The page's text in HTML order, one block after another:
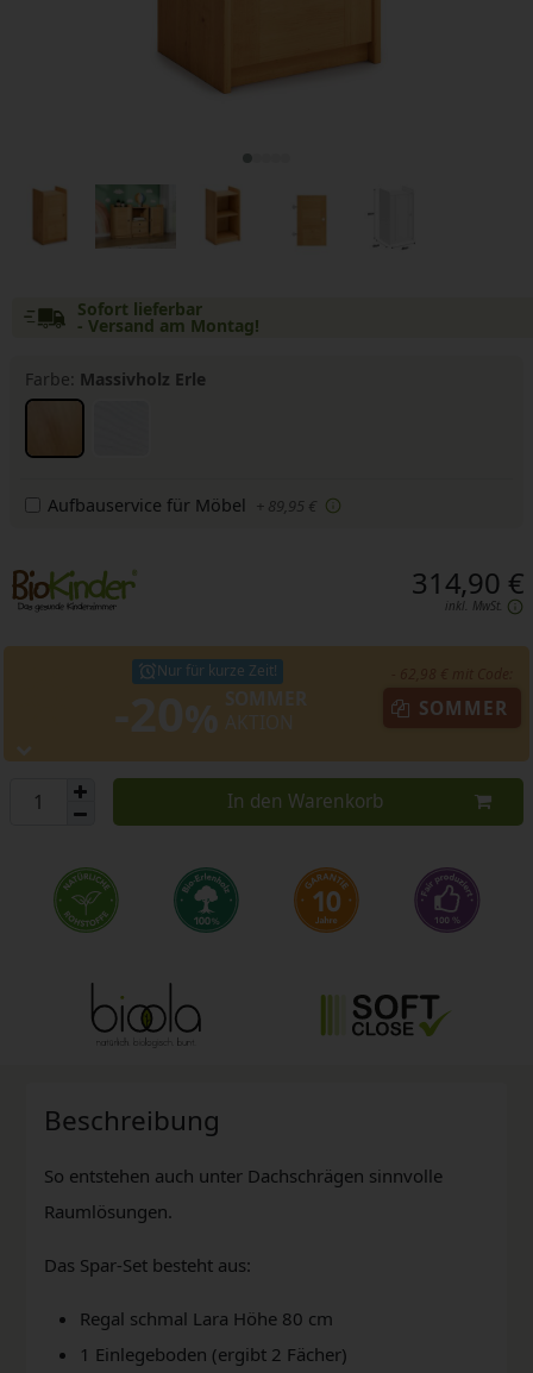
Sofort lieferbar
- Versand am Montag!
Farbe: Massivholz Erle
Aufbauservice für Möbel + 89,95 €
314,90 €
inkl. MwSt.
Nur für kurze Zeit!
SOMMER
In den Warenkorb
Beschreibung
So entstehen auch unter Dachschrägen sinnvolle
Raumlösungen.
Das Spar-Set besteht aus:
Regal schmal Lara Höhe 80 cm
1 Einlegeboden (ergibt 2 Fächer)